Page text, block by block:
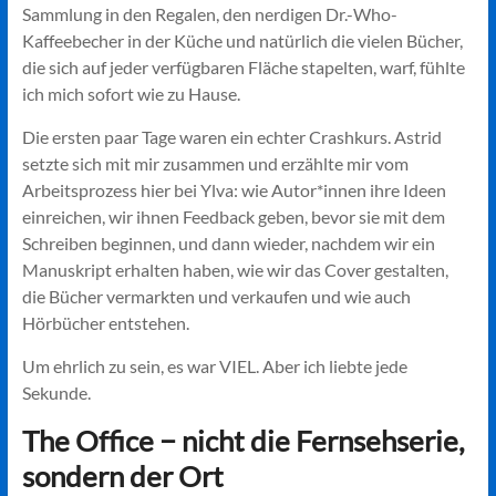
Sammlung in den Regalen, den nerdigen Dr.-Who-
Kaffeebecher in der Küche und natürlich die vielen Bücher,
die sich auf jeder verfügbaren Fläche stapelten, warf, fühlte
ich mich sofort wie zu Hause.
Die ersten paar Tage waren ein echter Crashkurs. Astrid
setzte sich mit mir zusammen und erzählte mir vom
Arbeitsprozess hier bei Ylva: wie Autor*innen ihre Ideen
einreichen, wir ihnen Feedback geben, bevor sie mit dem
Schreiben beginnen, und dann wieder, nachdem wir ein
Manuskript erhalten haben, wie wir das Cover gestalten,
die Bücher vermarkten und verkaufen und wie auch
Hörbücher entstehen.
Um ehrlich zu sein, es war VIEL. Aber ich liebte jede
Sekunde.
The Office − nicht die Fernsehserie,
sondern der Ort